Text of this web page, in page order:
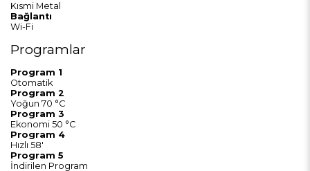
Kısmi Metal
Bağlantı
Wi-Fi
Programlar
Program 1
Otomatik
Program 2
Yoğun 70 °C
Program 3
Ekonomi 50 °C
Program 4
Hızlı 58'
Program 5
İndirilen Program